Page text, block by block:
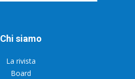
Chi siamo
La rivista
Board